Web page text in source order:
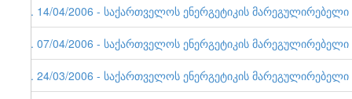
4. 14/04/2006 - საქართველოს ენერგეტიკის
3. 07/04/2006 - საქართველოს ენერგეტიკის
2. 24/03/2006 - საქართველოს ენერგეტიკის